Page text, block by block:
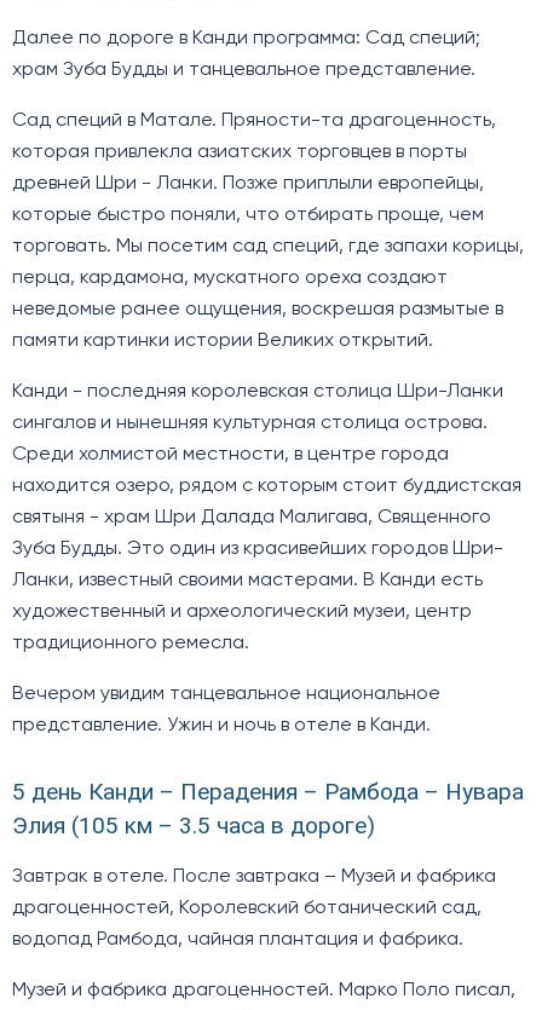
Далее по дороге в Канди программа: Сад специй;
храм Зуба Будды и танцевальное представление.
Сад специй в Матале. Пряности-та драгоценность,
которая привлекла азиатских торговцев в порты
древней Шри - Ланки. Позже приплыли европейцы,
которые быстро поняли, что отбирать проще, чем
торговать. Мы посетим сад специй, где запахи корицы,
перца, кардамона, мускатного ореха создают
неведомые ранее ощущения, воскрешая размытые в
памяти картинки истории Великих открытий.
Канди - последняя королевская столица Шри-Ланки
сингалов и нынешняя культурная столица острова.
Среди холмистой местности, в центре города
находится озеро, рядом с которым стоит буддистская
святыня - храм Шри Далада Малигава, Священного
Зуба Будды. Это один из красивейших городов Шри-
Ланки, известный своими мастерами. В Канди есть
художественный и археологический музеи, центр
традиционного ремесла.
Вечером увидим танцевальное национальное
представление. Ужин и ночь в отеле в Канди.
5 день Канди – Перадения – Рамбода – Нувара
Элия (105 км – 3.5 часа в дороге)
Завтрак в отеле. После завтрака – Музей и фабрика
драгоценностей, Королевский ботанический сад,
водопад Рамбода, чайная плантация и фабрика.
Музей и фабрика драгоценностей. Марко Поло писал,